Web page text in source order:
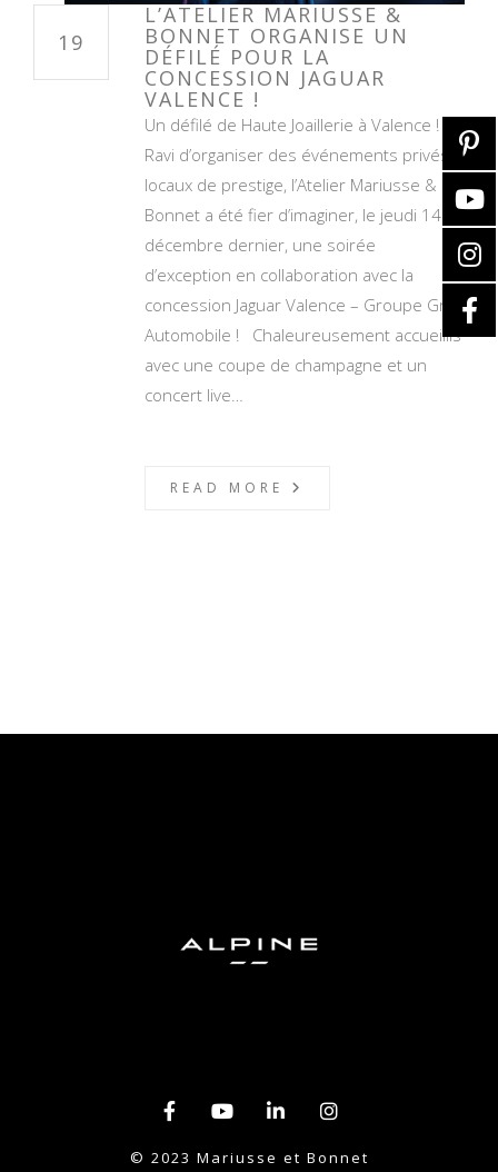
19
L’ATELIER MARIUSSE &
BONNET ORGANISE UN
DÉFILÉ POUR LA
CONCESSION JAGUAR
VALENCE !
Un défilé de Haute Joaillerie à Valence !
Ravi d’organiser des événements privés
locaux de prestige, l’Atelier Mariusse &
Bonnet a été fier d’imaginer, le jeudi 14
décembre dernier, une soirée
d’exception en collaboration avec la
concession Jaguar Valence – Groupe Grim
Automobile ! Chaleureusement accueillis
avec une coupe de champagne et un
concert live…
READ MORE
© 2023 Mariusse et Bonnet